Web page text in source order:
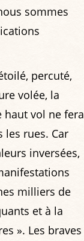
sommes
percuté,
volée, la
haut vol ne fera
les rues. Car
inversées,
milliers de
et à la
». Les braves